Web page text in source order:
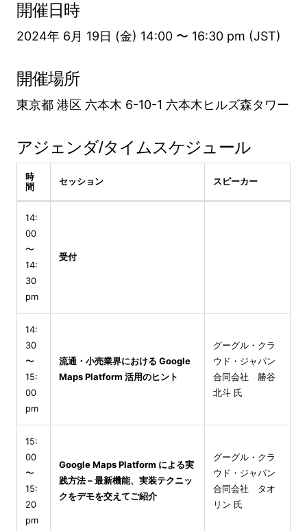
開催日時
2024年 6月 19日 (金) 14:00 〜 16:30 pm (JST)
開催場所
東京都 港区 六本木 6-10-1 六本木ヒルズ森タワー
アジェンダ/タイムスケジュール
時
間
セッション スピーカー
14:
00
〜
14:
30
pm
受付
14:
30
〜
15:
00
pm
流通・小売業界における Google
Maps Platform 活用のヒント
グーグル・クラ
ウド・ジャパン
合同会社 勝谷
北斗 氏
15:
00
〜
15:
20
pm
Google Maps Platform による実
践方法 – 最新機能、実装テクニッ
クをデモを交えてご紹介
グーグル・クラ
ウド・ジャパン
合同会社 タオ
リン 氏